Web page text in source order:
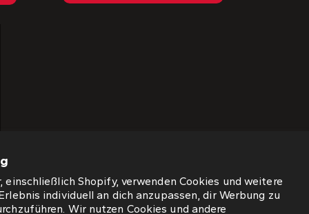
einschließlich Shopify, verwenden Cookies und weitere
individuell an dich anzupassen, dir Werbung zu
Wir nutzen Cookies und andere